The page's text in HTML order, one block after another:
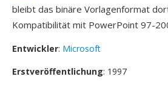
bleibt das binäre Vorlagenformat
Kompatibilität mit PowerPoint 97-
Entwickler: Microsoft
Erstveröffentlichung: 1997